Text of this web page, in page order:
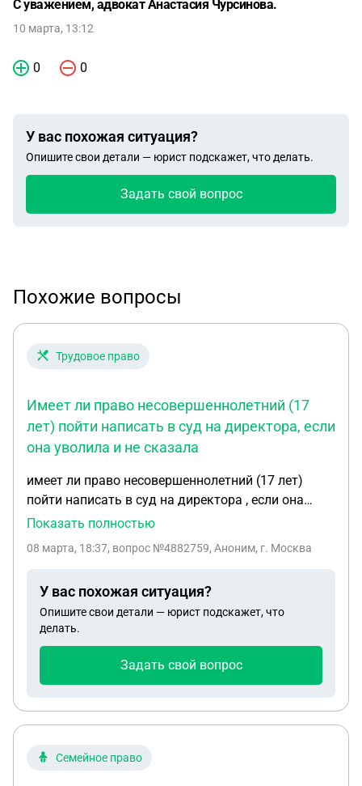
С уважением, адвокат Анастасия Чурсинова.
10 марта, 13:12
0 0
У вас похожая ситуация?
Опишите свои детали — юрист подскажет, что делать.
Задать свой вопрос
Похожие вопросы
Трудовое право
Имеет ли право несовершеннолетний (17
лет) пойти написать в суд на директора, если
она уволила и не сказала
имеет ли право несовершеннолетний (17 лет)
пойти написать в суд на директора , если она
уволила и не сказала причину увольнения сказав
доказательства, но я работал неофициально, на
Показать полностью
08 марта, 18:37, вопрос №4882759, Аноним, г. Москва
У вас похожая ситуация?
Опишите свои детали — юрист подскажет, что
делать.
Задать свой вопрос
Семейное право